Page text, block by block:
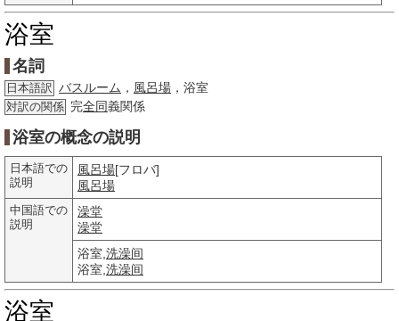
浴室
名詞
日本語訳 バスルーム ， 風呂場 ，浴室
対訳の関係 完全同義関係
浴室の概念の説明
日本語での
説明
風呂場[フロバ]
風呂場
中国語での
説明
澡堂
澡堂
浴室, 洗澡间
浴室, 洗澡间
浴室